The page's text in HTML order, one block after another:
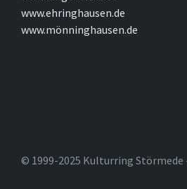
www.ehringhausen.de
www.mönninghausen.de
© 1999-2025 Kulturring Störmede